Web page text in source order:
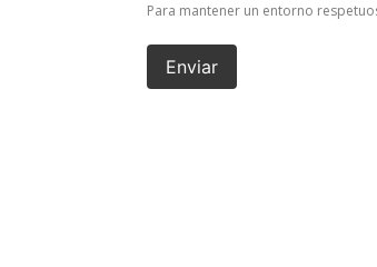
Para mantener un entorno
Enviar